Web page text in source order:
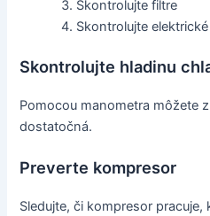
Skontrolujte filtre
Skontrolujte
Skontrolujte hladinu
Pomocou manometra môžete
dostatočná.
Preverte kompresor
Sledujte, či kompresor